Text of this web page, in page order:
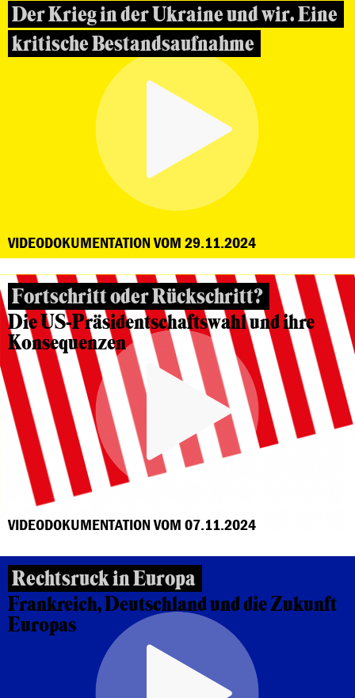
Der Krieg in der Ukraine und wir. Eine
kritische Bestandsaufnahme
VIDEODOKUMENTATION VOM 29.11.2024
Fortschritt oder Rückschritt?
Die US-Präsidentschaftswahl und ihre
Konsequenzen
VIDEODOKUMENTATION VOM 07.11.2024
Rechtsruck in Europa
Frankreich, Deutschland und die Zukunft
Europas